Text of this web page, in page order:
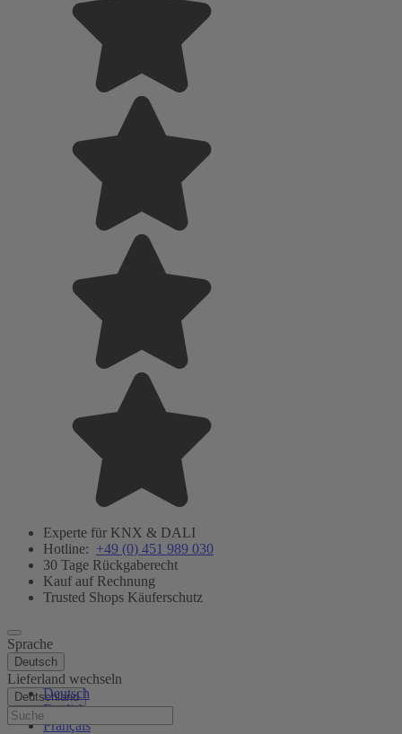
Experte für KNX & DALI
Hotline: +49 (0) 451 989 030
30 Tage Rückgaberecht
Kauf auf Rechnung
Trusted Shops Käuferschutz
Sprache
Deutsch
Deutsch
English
Français
Lieferland wechseln
Deutschland
Hilfe